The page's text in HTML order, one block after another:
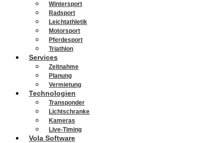
Wintersport
Radsport
Leichtathletik
Motorsport
Pferdesport
Triathlon
Services
Zeitnahme
Planung
Vermietung
Technologien
Transponder
Lichtschranke
Kameras
Live-Timing
Vola Software